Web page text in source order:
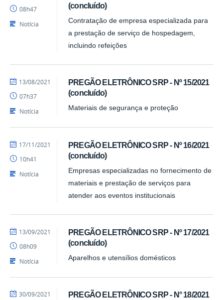
(concluído)
Contratação de empresa especializada para
a prestação de serviço de hospedagem,
incluindo refeições
08h47
Notícia
PREGÃO ELETRÔNICO SRP - Nº 15/2021
(concluído)
Materiais de segurança e proteção
por
publicado
13/08/2021
07h37
Notícia
PREGÃO ELETRÔNICO SRP - Nº 16/2021
(concluído)
Empresas especializadas no fornecimento de
materiais e prestação de serviços para
atender aos eventos institucionais
por
-
PRA
publicado
17/11/2021
10h41
Notícia
PREGÃO ELETRÔNICO SRP - Nº 17/2021
(concluído)
Aparelhos e utensílios domésticos
por
publicado
13/09/2021
08h09
Notícia
PREGÃO ELETRÔNICO SRP - N° 18/2021
por
publicado
30/09/2021